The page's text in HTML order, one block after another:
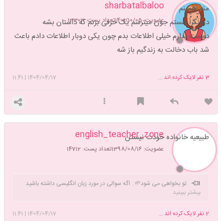
sharbatalbaloo
عضویت: 1401/10/05 تعداد پست: 13303
منم همینم
درونگرا هستم جون میترسم یک حرفی بزنم که داستان بشه
دوست ندارم خیلی اطلاعات بدم چون یکی دوبار اطلاعات دادم باعث
شد باب دخالت به زندگیم باز شه
1404/04/17
|
11:41 3نفر لایک کرده اند ...
english_teacher_zone
عضویت: 1398/08/16 تعداد پست: 14712
طبیعیه خانواده خودت نیستن
تو بخواهی می شود🌱.. اگه سوالی در مورد زبان انگلیسی داشته باشید
میتونم کمکتون کنم
بیشتر ببینید
1404/04/17
|
11:41 2نفر لایک کرده اند ...